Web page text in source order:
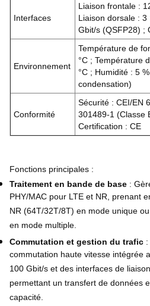
Interfaces
Liaison frontale :
Liaison dorsale :
Gbit/s (QSFP28) ;
Environnement
Température de
°C ; Température
°C ; Humidité : 5
condensation)
Conformité
Sécurité : CEI/EN
301489-1 (Classe
Certification : CE
Fonctions principales :
Traitement en bande de base :
PHY/MAC pour LTE et NR, prenant
NR (64T/32T/8T) en mode unique
en mode multiple.
Commutation et gestion du trafic
commutation haute vitesse intégrée
100 Gbit/s et des interfaces de
permettant un transfert de données
capacité.